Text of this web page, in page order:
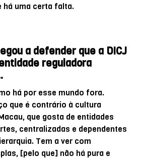
há uma certa falta.
a defender que a DICJ
reguladora
há por esse mundo fora.
que é contrário à cultura
que gosta de entidades
centralizadas e dependentes
Tem a ver com
[pelo que] não há pura e